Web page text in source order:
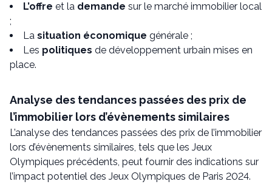
L’offre et la demande sur le marché immobilier local
;
La situation économique générale ;
Les politiques de développement urbain mises en
place.
Analyse des tendances passées des prix de
l’immobilier lors d’évènements similaires
L’analyse des tendances passées des prix de l’immobilier
lors d’évènements similaires, tels que les Jeux
Olympiques précédents, peut fournir des indications sur
l’impact potentiel des Jeux Olympiques de Paris 2024.